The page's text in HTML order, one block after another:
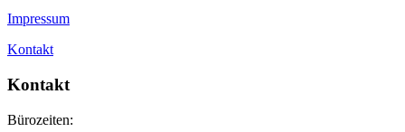
Impressum
Kontakt
Kontakt
Bürozeiten: